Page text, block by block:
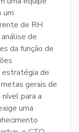
de
às
de
um
de RH
de
da função de
estratégia de
gerais de
para a
uma